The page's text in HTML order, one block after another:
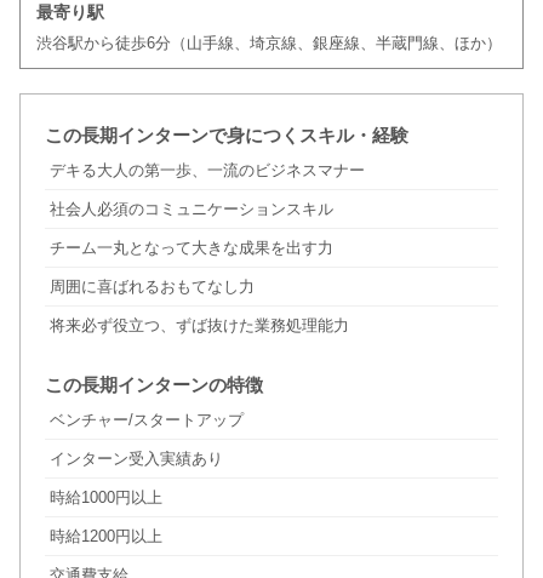
最寄り駅
渋谷駅から徒歩6分（山手線、埼京線、銀座線、半蔵門線、ほか）
この長期インターンで身につくスキル・経験
デキる大人の第一歩、一流のビジネスマナー
社会人必須のコミュニケーションスキル
チーム一丸となって大きな成果を出す力
周囲に喜ばれるおもてなし力
将来必ず役立つ、ずば抜けた業務処理能力
この長期インターンの特徴
ベンチャー/スタートアップ
インターン受入実績あり
時給1000円以上
時給1200円以上